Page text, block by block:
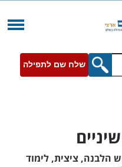
שלח שם לתפילה